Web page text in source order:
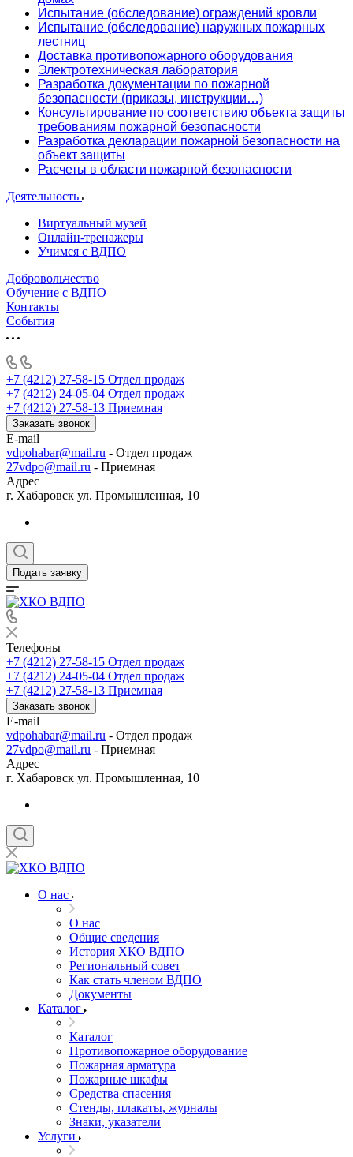
Испытание (обследование) ограждений кровли
Испытание (обследование) наружных пожарных
лестниц
Доставка противопожарного оборудования
Электротехническая лаборатория
Разработка документации по пожарной
безопасности (приказы, инструкции…)
Консультирование по соответствию объекта защиты
требованиям пожарной безопасности
Разработка декларации пожарной безопасности на
объект защиты
Расчеты в области пожарной безопасности
Деятельность
Виртуальный музей
Онлайн-тренажеры
Учимся с ВДПО
Добровольчество
Обучение с ВДПО
Контакты
События
+7 (4212) 27-58-15 Отдел продаж
+7 (4212) 24-05-04 Отдел продаж
+7 (4212) 27-58-13 Приемная
Заказать звонок
E-mail
vdpohabar@mail.ru - Отдел продаж
27vdpo@mail.ru - Приемная
Адрес
г. Хабаровск ул. Промышленная, 10
Подать заявку
Телефоны
+7 (4212) 27-58-15 Отдел продаж
+7 (4212) 24-05-04 Отдел продаж
+7 (4212) 27-58-13 Приемная
Заказать звонок
E-mail
vdpohabar@mail.ru - Отдел продаж
27vdpo@mail.ru - Приемная
Адрес
г. Хабаровск ул. Промышленная, 10
О нас
О нас
Общие сведения
История ХКО ВДПО
Региональный совет
Как стать членом ВДПО
Документы
Каталог
Каталог
Противопожарное оборудование
Пожарная арматура
Пожарные шкафы
Средства спасения
Стенды, плакаты, журналы
Знаки, указатели
Услуги